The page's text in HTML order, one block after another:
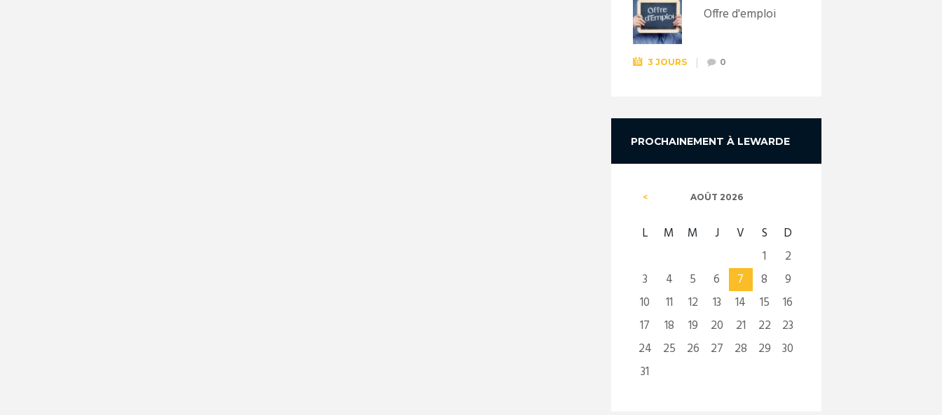
Offre d'emploi
3 JOURS 0
PROCHAINEMENT À LEWARDE
AOÛT 2026
L M M J V S
D
1
2
3
4 5 6 7 8
9
10
11 12 13 14 15
16
17
18 19 20 21 22
23
24
25 26 27 28 29
30
31